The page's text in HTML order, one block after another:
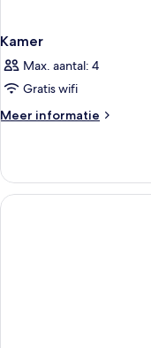
Kamer
Max. aantal: 4
Gratis wifi
Meer informatie
Meer